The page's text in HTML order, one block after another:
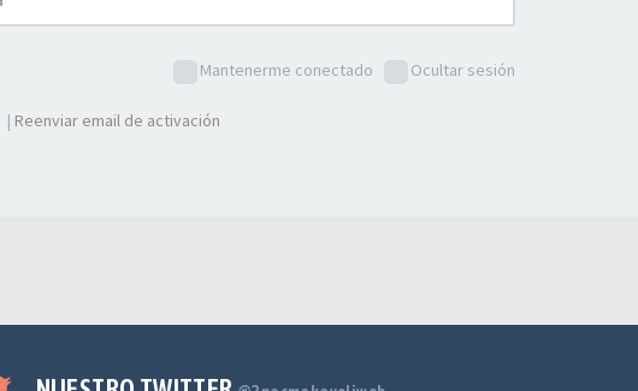
Mantenerme conectado Ocultar sesión
| Reenviar email de activación